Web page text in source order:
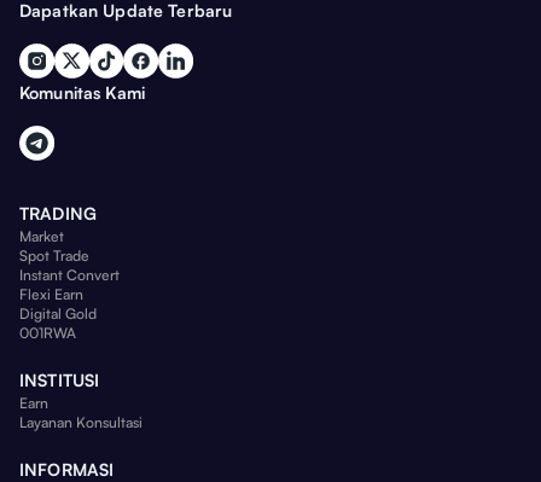
Dapatkan Update Terbaru
Komunitas Kami
TRADING
Market
Spot Trade
Instant Convert
Flexi Earn
Digital Gold
001RWA
INSTITUSI
Earn
Layanan Konsultasi
INFORMASI